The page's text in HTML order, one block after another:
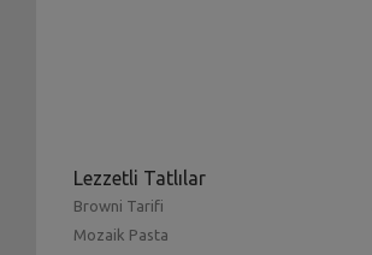
Lezzetli Tatlılar
Browni Tarifi
Mozaik Pasta